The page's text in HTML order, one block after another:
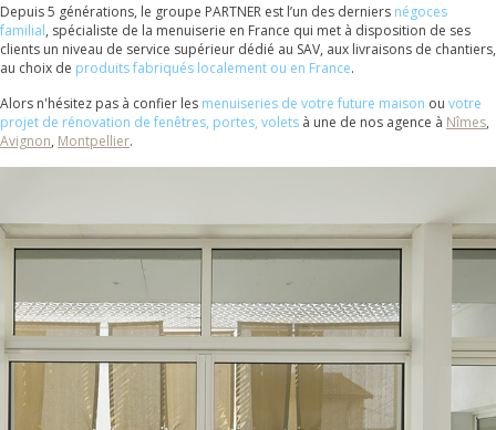
Depuis 5 générations, le groupe PARTNER est l’un des derniers négoces
familial, spécialiste de la menuiserie en France qui met à disposition de ses
clients un niveau de service supérieur dédié au SAV, aux livraisons de chantiers,
au choix de produits fabriqués localement ou en France.
Alors n'hésitez pas à confier les menuiseries de votre future maison ou votre
projet de rénovation de fenêtres, portes, volets à une de nos agence à Nîmes,
Avignon, Montpellier.